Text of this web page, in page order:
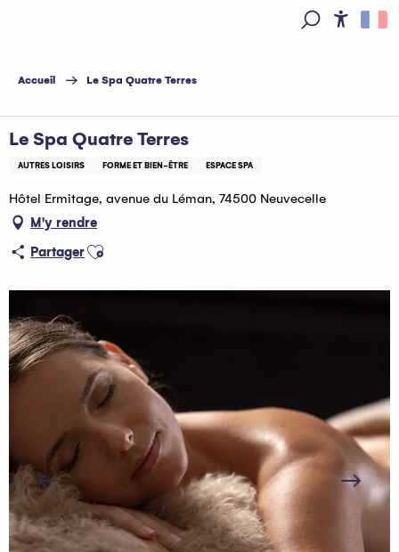
principal
Accueil Le Spa Quatre Terres
Le Spa Quatre Terres
AUTRES LOISIRS FORME ET BIEN-ÊTRE ESPACE SPA
Hôtel Ermitage, avenue du Léman, 74500 Neuvecelle
M'y rendre
PartagerAjouter aux favoris